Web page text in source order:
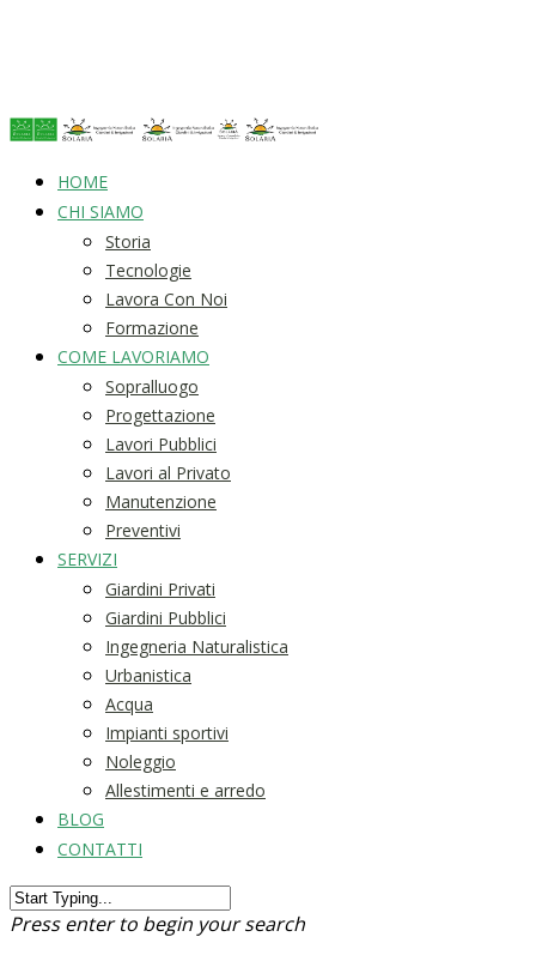
HOME
CHI SIAMO
Storia
Tecnologie
Lavora Con Noi
Formazione
COME LAVORIAMO
Sopralluogo
Progettazione
Lavori Pubblici
Lavori al Privato
Manutenzione
Preventivi
SERVIZI
Giardini Privati
Giardini Pubblici
Ingegneria Naturalistica
Urbanistica
Acqua
Impianti sportivi
Noleggio
Allestimenti e arredo
BLOG
CONTATTI
Press enter to begin your search